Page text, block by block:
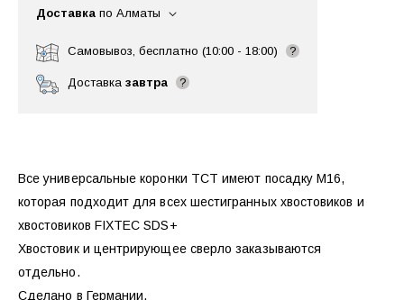
Доставка по Алматы
Самовывоз, бесплатно (10:00 - 18:00) ?
Доставка завтра ?
Все универсальные коронки ТСТ имеют посадку М16,
которая подходит для всех шестигранных хвостовиков и
хвостовиков FIXTEC SDS+
Хвостовик и центрирующее сверло заказываются
отдельно.
Сделано в Германии.